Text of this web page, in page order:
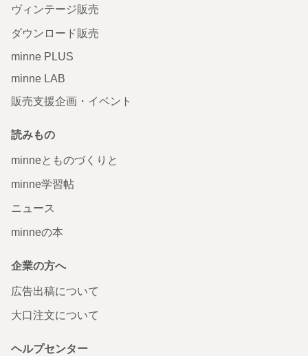
ヴィンテージ販売
ダウンロード販売
minne PLUS
minne LAB
販売支援企画・イベント
読みもの
minneとものづくりと
minne学習帖
ニュース
minneの本
企業の方へ
広告出稿について
大口注文について
ヘルプセンター